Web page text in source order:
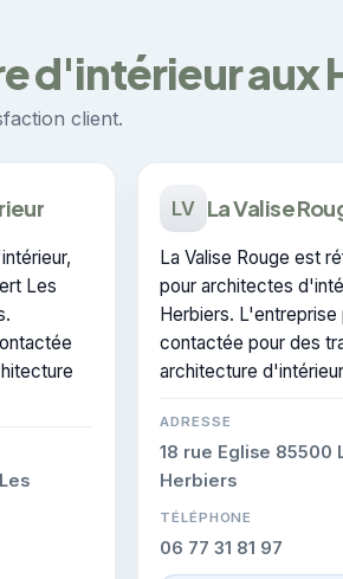
d'intérieur aux
client.
Les
LV La Valise
La Valise Rouge est
pour architectes
Herbiers. L'entreprise
contactée pour des
architecture
ADRESSE
18 rue Eglise 85500
Herbiers
TÉLÉPHONE
06 77 31 81 97